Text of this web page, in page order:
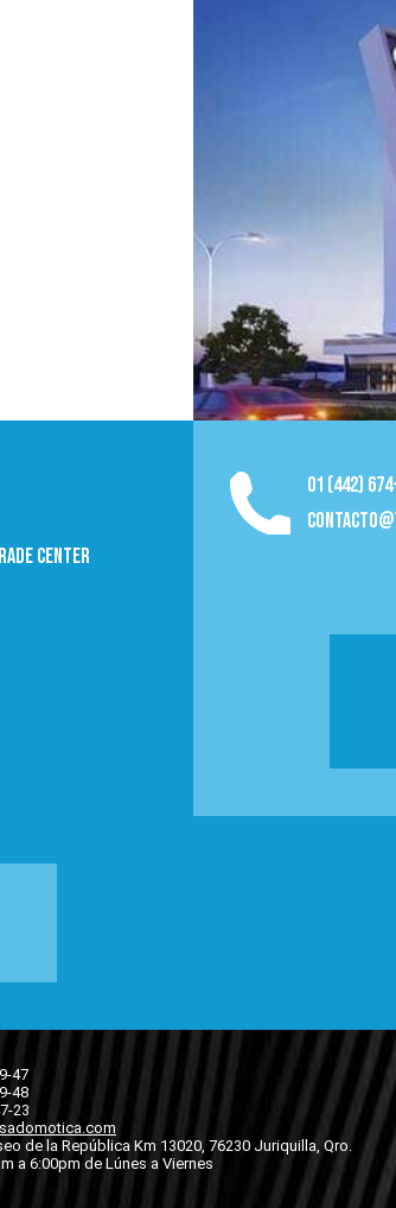
Center
01 (442)
47
48
23
de la República Km 13020, 76230 Juriquilla, Qro.
a 6:00pm de Lúnes a Viernes